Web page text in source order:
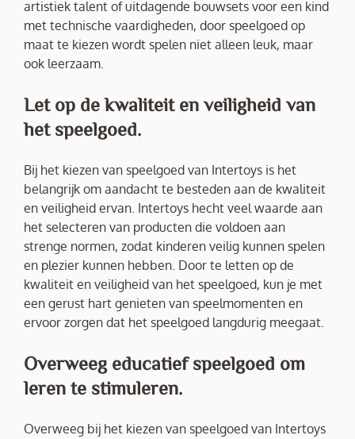
artistiek talent of uitdagende bouwsets voor een kind
met technische vaardigheden, door speelgoed op
maat te kiezen wordt spelen niet alleen leuk, maar
ook leerzaam.
Let op de kwaliteit en veiligheid van
het speelgoed.
Bij het kiezen van speelgoed van Intertoys is het
belangrijk om aandacht te besteden aan de kwaliteit
en veiligheid ervan. Intertoys hecht veel waarde aan
het selecteren van producten die voldoen aan
strenge normen, zodat kinderen veilig kunnen spelen
en plezier kunnen hebben. Door te letten op de
kwaliteit en veiligheid van het speelgoed, kun je met
een gerust hart genieten van speelmomenten en
ervoor zorgen dat het speelgoed langdurig meegaat.
Overweeg educatief speelgoed om
leren te stimuleren.
Overweeg bij het kiezen van speelgoed van Intertoys